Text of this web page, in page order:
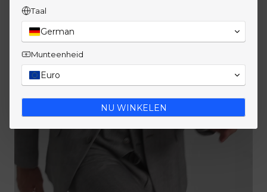
Taal
German
Munteenheid
Euro
NU WINKELEN